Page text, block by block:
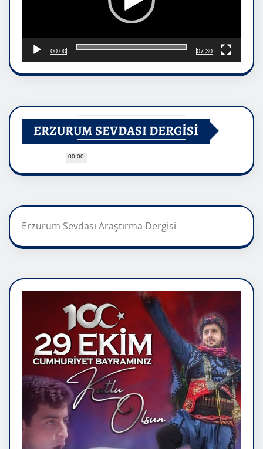
00:00
00:00
07:30
ERZURUM SEVDASI DERGİSİ
Erzurum Sevdası Araştırma Dergisi